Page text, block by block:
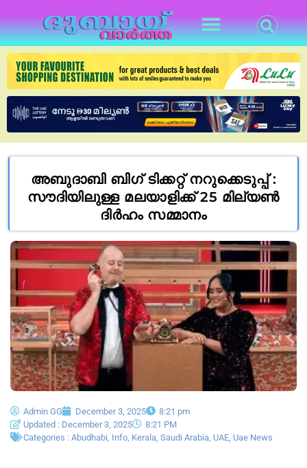
അബുദാബി ബിഗ് ടിക്കറ്റ് നറുക്കെടുപ്പ് :
സൗദിയിലുള്ള മലയാളിക്ക് 25 മില്യൺ
ദിർഹം സമ്മാനം
Admin GG December 3, 2025
8:21 pm
Updated : December 3, 2025
8:21 PM
Categories : Abudhabi Info Kerala Saudi Arabia UAE Uae News